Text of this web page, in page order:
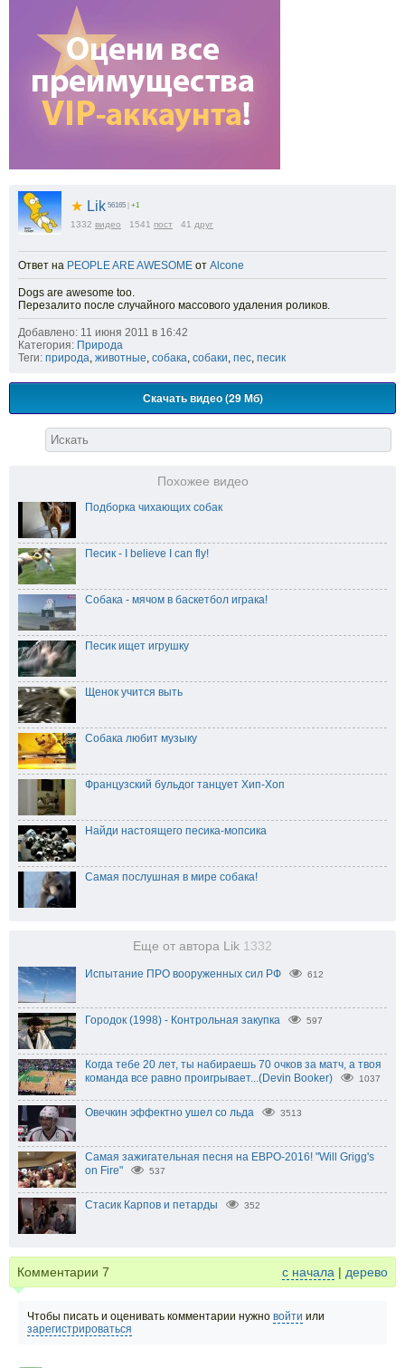
★ Lik 56165 +1
1332 видео 1541 пост 41 друг
Ответ на PEOPLE ARE AWESOME от Alcone
Dogs are awesome too.
Перезалито после случайного массового удаления роликов.
Добавлено: 11 июня 2011 в 16:42
Категория: Природа
Теги: природа, животные, собака, собаки, пес, песик
Скачать видео (29 Мб)
Похожее видео
Подборка чихающих собак
Песик - I believe I can fly!
Собака - мячом в баскетбол играка!
Песик ищет игрушку
Щенок учится выть
Собака любит музыку
Французский бульдог танцует Хип-Хоп
Найди настоящего песика-мопсика
Самая послушная в мире собака!
Еще от автора Lik 1332
Испытание ПРО вооруженных сил РФ 612
Городок (1998) - Контрольная закупка 597
Когда тебе 20 лет, ты набираешь 70 очков за матч, а твоя
команда все равно проигрывает...(Devin Booker)
1037
Овечкин эффектно ушел со льда 3513
Самая зажигательная песня на ЕВРО-2016! "Will Grigg's
on Fire"
537
Стасик Карпов и петарды 352
Комментарии 7 с начала | дерево
Чтобы писать и оценивать комментарии нужно войти или
зарегистрироваться